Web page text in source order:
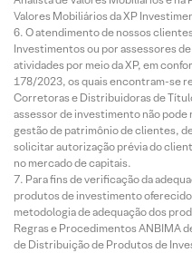
Valores Mobiliários da XP
O atendimento de nossos
Investimentos ou por assessores
atividades por meio da XP, em
178/2023, os quais encontram-se
Corretoras e Distribuidoras de
assessor de investimento não
gestão de patrimônio de clientes,
solicitar autorização prévia do
no mercado de capitais.
Para fins de verificação da
produtos de investimento
metodologia de adequação dos
Regras e Procedimentos ANBIMA
de Distribuição de Produtos de